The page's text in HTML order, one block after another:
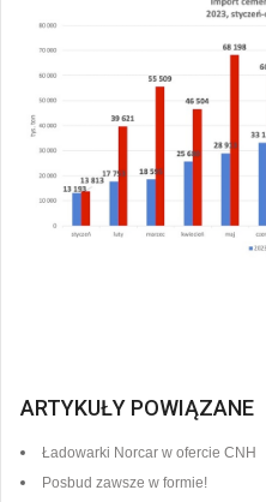
ARTYKUŁY POWIĄZANE
Ładowarki Norcar w ofercie CNH
Posbud zawsze w formie!